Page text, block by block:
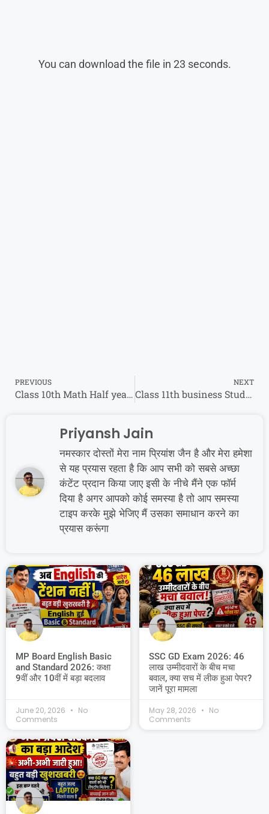
You can download the file in 22 seconds.
PREVIOUS
Class 10th Math Half yearly 2024 एमपी बोर्ड अर्धवार्षिक परीक्षा गणित पेपर 2024
NEXT
Class 11th business Studies Half yearly paper 2024 एमपी बोर्ड अर्धवार्षिक परीक्षा business Studies पेपर 2024
Priyansh Jain
नमस्कार दोस्तों मेरा नाम प्रियांश जैन है और मेरा हमेशा
से यह प्रयास रहता है कि आप सभी को सबसे अच्छा
कंटेंट प्रदान किया जाए इसी के नीचे मैंने एक फॉर्म
दिया है अगर आपको कोई समस्या है तो आप समस्या
टाइप करके मुझे भेजिए मैं उसका समाधान करने का
प्रयास करूंगा
MP Board English Basic
and Standard 2026: कक्षा
9वीं और 10वीं में बड़ा बदलाव
June 20, 2026
No
Comments
SSC GD Exam 2026: 46
लाख उम्मीदवारों के बीच मचा
बवाल, क्या सच में लीक हुआ पेपर?
जानें पूरा मामला
May 28, 2026
No
Comments